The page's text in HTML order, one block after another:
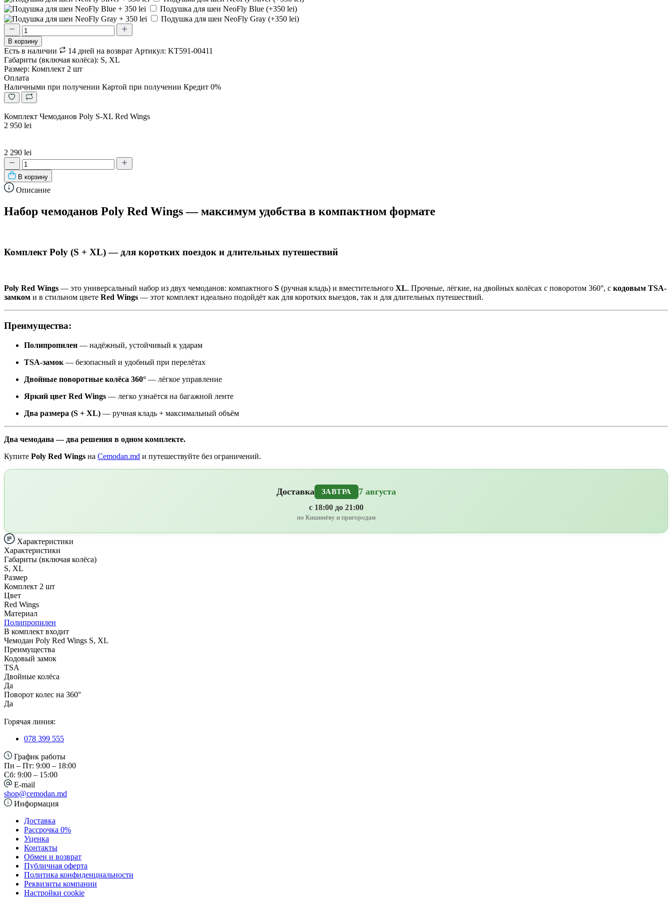
Подушка для шеи NeoFly Blue (+350 lei)
Подушка для шеи NeoFly Gray (+350 lei)
В корзину
Есть в наличии 14 дней на возврат Артикул: KT591-00411
Габариты (включая колёса): S, XL
Размер: Комплект 2 шт
Оплата
Наличными при получении Картой при получении Кредит 0%
Комплект Чемоданов Poly S-XL Red Wings
2 950 lei
2 290 lei
В корзину
Описание
Набор чемоданов Poly Red Wings — максимум удобства в компактном формате
Комплект Poly (S + XL) — для коротких поездок и длительных путешествий
Poly Red Wings — это универсальный набор из двух чемоданов: компактного S (ручная кладь) и вместительного XL. Прочные, лёгкие, на двойных колёсах с поворотом 360°, с кодовым TSA-
замком и в стильном цвете Red Wings — этот комплект идеально подойдёт как для коротких выездов, так и для длительных путешествий.
Преимущества:
Полипропилен — надёжный, устойчивый к ударам
TSA-замок — безопасный и удобный при перелётах
Двойные поворотные колёса 360° — лёгкое управление
Яркий цвет Red Wings — легко узнаётся на багажной ленте
Два размера (S + XL) — ручная кладь + максимальный объём
Два чемодана — два решения в одном комплекте.
Купите Poly Red Wings на Cemodan.md и путешествуйте без ограничений.
Доставка ЗАВТРА 7 августа
с 18:00 до 21:00
по Кишинёву и пригородам
Характеристики
Характеристики
Габариты (включая колёса)
S, XL
Размер
Комплект 2 шт
Цвет
Red Wings
Материал
Полипропилен
В комплект входит
Чемодан Poly Red Wings S, XL
Преимущества
Кодовый замок
TSA
Двойные колёса
Да
Поворот колес на 360°
Да
Горячая линия:
078 399 555
График работы
Пн – Пт: 9:00 – 18:00
Сб: 9:00 – 15:00
E-mail
shop@cemodan.md
Информация
Доставка
Рассрочка 0%
Уценка
Контакты
Обмен и возврат
Публичная оферта
Политика конфиденциальности
Реквизиты компании
Настройки cookie